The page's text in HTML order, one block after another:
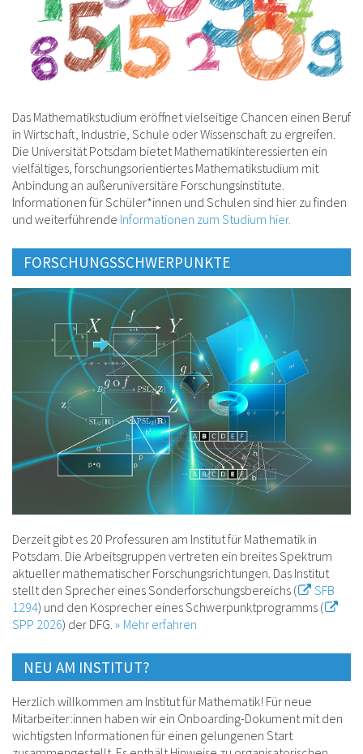
Das Mathematikstudium eröffnet vielseitige Chancen einen Beruf
in Wirtschaft, Industrie, Schule oder Wissenschaft zu ergreifen.
Die Universität Potsdam bietet Mathematikinteressierten ein
vielfältiges, forschungsorientiertes Mathematikstudium mit
Anbindung an außeruniversitäre Forschungsinstitute.
Informationen für Schüler*innen und Schulen sind hier zu finden
und weiterführende Informationen zum Studium hier.
FORSCHUNGSSCHWERPUNKTE
Derzeit gibt es 20 Professuren am Institut für Mathematik in
Potsdam. Die Arbeitsgruppen vertreten ein breites Spektrum
aktueller mathematischer Forschungsrichtungen. Das Institut
stellt den Sprecher eines Sonderforschungsbereichs (
SFB
1294) und den Kosprecher eines Schwerpunktprogramms (
SPP 2026) der DFG. Mehr erfahren
NEU AM INSTITUT?
Herzlich willkommen am Institut für Mathematik! Für neue
Mitarbeiter:innen haben wir ein Onboarding-Dokument mit den
wichtigsten Informationen für einen gelungenen Start